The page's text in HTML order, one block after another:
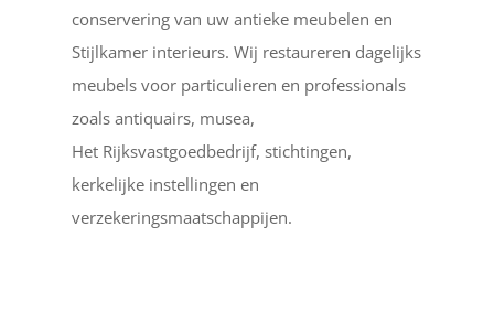
conservering van uw antieke meubelen en
Stijlkamer interieurs. Wij restaureren dagelijks
meubels voor particulieren en professionals
zoals antiquairs, musea,
Het Rijksvastgoedbedrijf, stichtingen,
kerkelijke instellingen en
verzekeringsmaatschappijen.